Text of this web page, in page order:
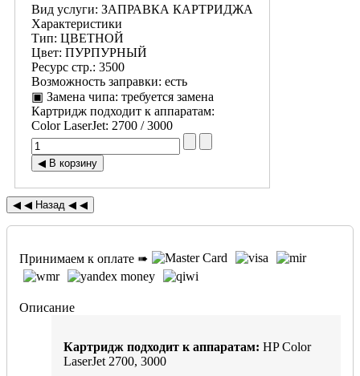
Вид услуги: ЗАПРАВКА КАРТРИДЖА
Характеристики
Тип: ЦВЕТНОЙ
Цвет: ПУРПУРНЫЙ
Ресурс стр.: 3500
Возможность заправки: есть
▣ Замена чипа: требуется замена
Картридж подходит к аппаратам:
Color LaserJet: 2700 / 3000
Принимаем к оплате ➠
Описание
Картридж подходит к аппаратам: HP Color
LaserJet 2700, 3000